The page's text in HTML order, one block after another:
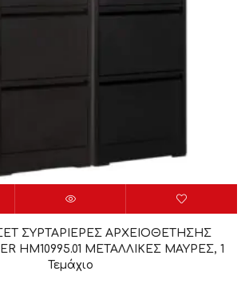
ΣΕΤ ΣΥΡΤΑΡΙΕΡΕΣ ΑΡΧΕΙΟΘΕΤΗΣΗΣ
HM10995.01 ΜΕΤΑΛΛΙΚΕΣ ΜΑΥΡΕΣ, 1
Τεμάχιο